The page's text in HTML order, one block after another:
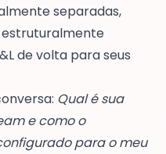
separadas,
estruturalmente
de volta para seus
Qual é sua
e como o
para o meu